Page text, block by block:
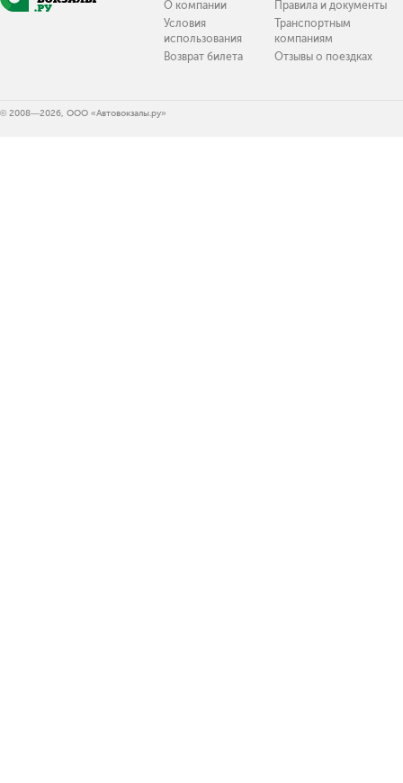
О компании
Условия
использования
Возврат билета
Правила и документы
Транспортным
компаниям
Отзывы о поездках
© 2008—2026, ООО «Автовокзалы.ру»